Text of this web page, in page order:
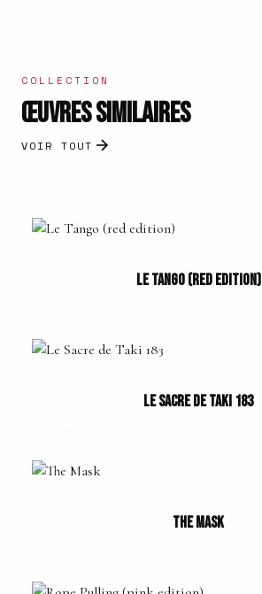
COLLECTION
ŒUVRES SIMILAIRES
VOIR TOUT
LE TANGO (RED EDITION)
LE SACRE DE TAKI 183
THE MASK